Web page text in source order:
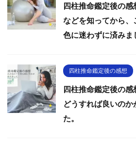
四柱推命鑑定後の
などを知ってから
色に迷わずに済みま
四柱推命鑑定後の感想
四柱推命鑑定後の
どうすれば良いの
た。